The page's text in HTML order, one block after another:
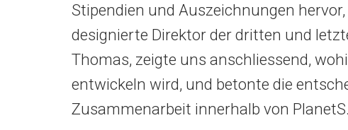
Stipendien und Auszeichnungen
designierte Direktor der dritten und
Thomas, zeigte uns anschliessend,
entwickeln wird, und betonte die
Zusammenarbeit innerhalb von PlanetS.